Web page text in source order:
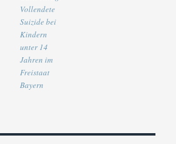
Vollendete
Suizide bei
Kindern
unter 14
Jahren im
Freistaat
Bayern